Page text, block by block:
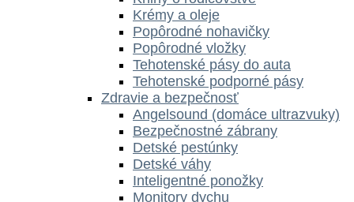
Krémy a oleje
Popôrodné nohavičky
Popôrodné vložky
Tehotenské pásy do auta
Tehotenské podporné pásy
Zdravie a bezpečnosť
Angelsound (domáce ultrazvuky)
Bezpečnostné zábrany
Detské pestúnky
Detské váhy
Inteligentné ponožky
Monitory dychu